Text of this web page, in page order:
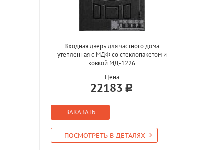
Входная дверь для частного дома
утепленная с МДФ со стеклопакетом и
ковкой МД-1226
Цена
22183
ЗАКАЗАТЬ
ПОСМОТРЕТЬ В ДЕТАЛЯХ